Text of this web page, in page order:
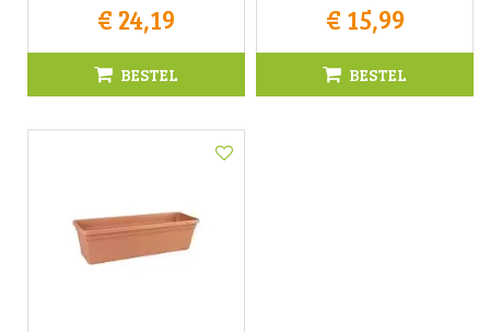
€ 24,19
BESTEL
€ 15,99
BESTEL